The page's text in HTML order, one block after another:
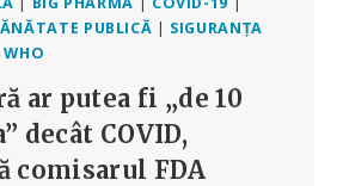
PUBLICĂ | SIGURANȚA
WHO
ar putea fi „de 10
decât COVID,
comisarul FDA